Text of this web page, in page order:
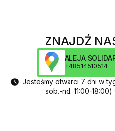
ZNAJDŹ
ALEJA
+48514510514
Jesteśmy otwarci 7 dni w
sob.-nd. 11:00-